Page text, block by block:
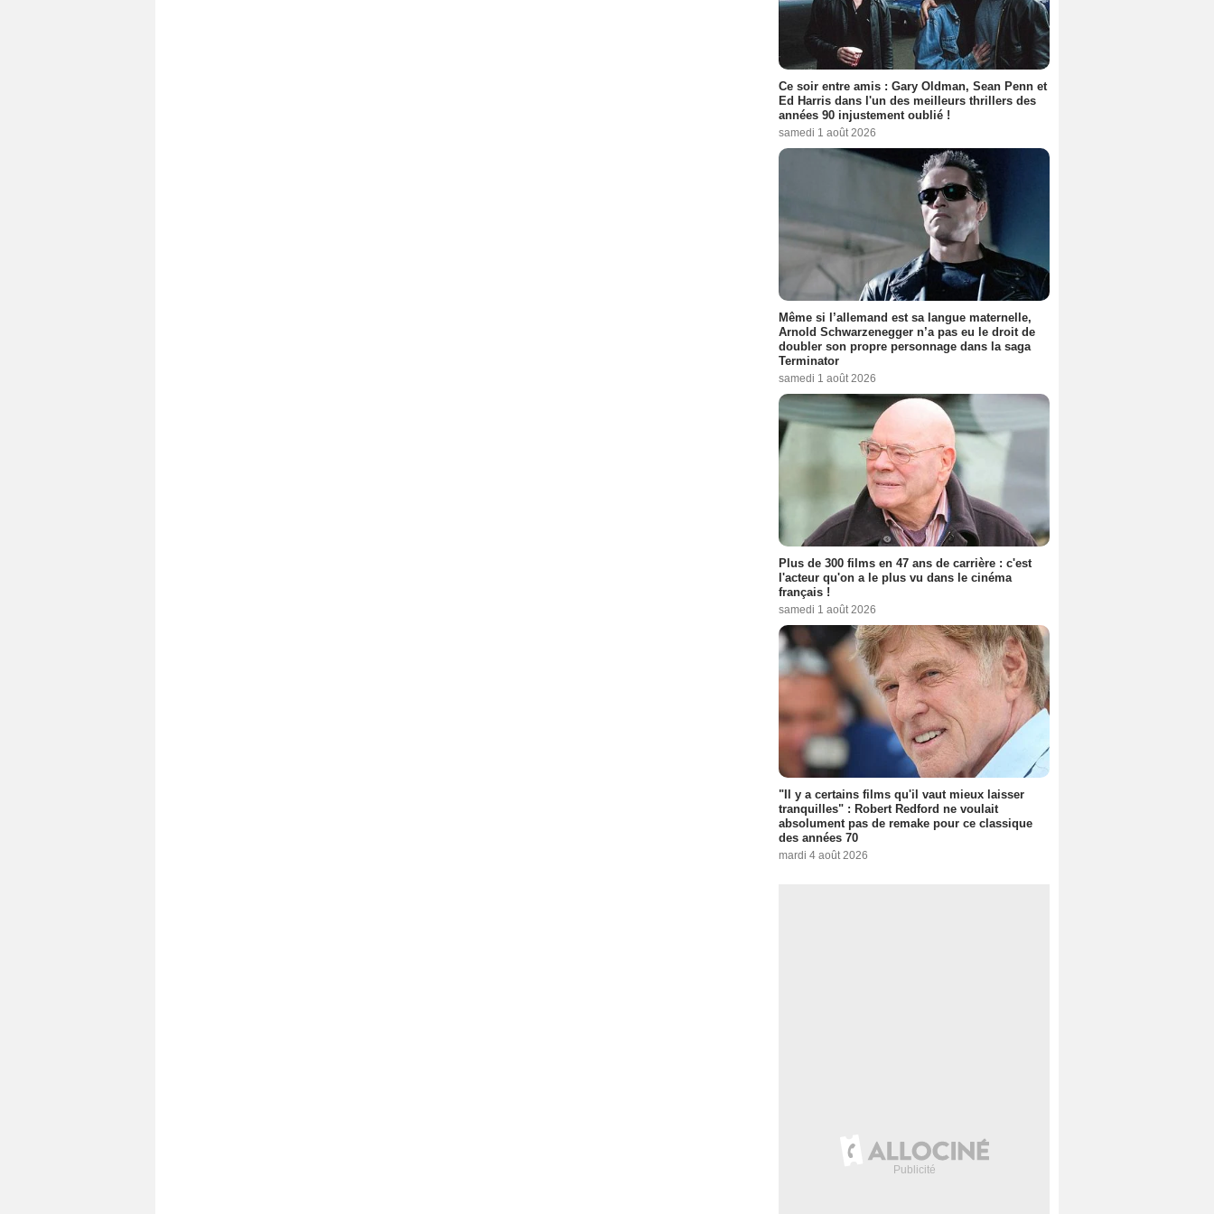
Ce soir entre amis : Gary Oldman, Sean Penn et
Ed Harris dans l'un des meilleurs thrillers des
années 90 injustement oublié !
samedi 1 août 2026
Même si l’allemand est sa langue maternelle,
Arnold Schwarzenegger n’a pas eu le droit de
doubler son propre personnage dans la saga
Terminator
samedi 1 août 2026
Plus de 300 films en 47 ans de carrière : c'est
l'acteur qu'on a le plus vu dans le cinéma
français !
samedi 1 août 2026
"Il y a certains films qu'il vaut mieux laisser
tranquilles" : Robert Redford ne voulait
absolument pas de remake pour ce classique
des années 70
mardi 4 août 2026